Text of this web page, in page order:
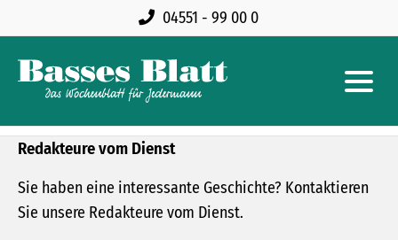
04551 - 99 00 0
Redakteure vom Dienst
Sie haben eine interessante Geschichte? Kontaktieren
Sie unsere Redakteure vom Dienst.